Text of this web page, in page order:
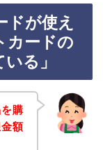
ドが使え
カードの
る」
購
額